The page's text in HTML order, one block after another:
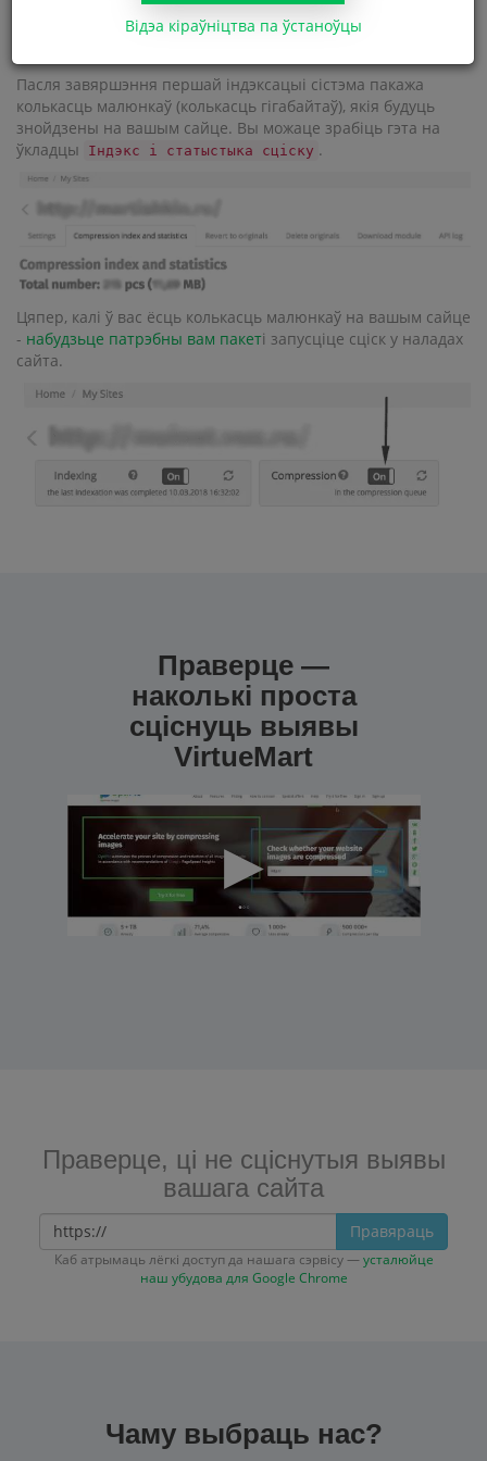
Пасля завяршэння першай індэксацыі сістэма пакажа
колькасць малюнкаў (колькасць гігабайтаў), якія будуць
знойдзены на вашым сайце. Вы можаце зрабіць гэта на
ўкладцы
Індэкс і статыстыка сціску .
Цяпер, калі ў вас ёсць колькасць малюнкаў на вашым сайце
- набудзьце патрэбны вам пакеті запусціце сціск у наладах
сайта.
Праверце —
наколькі проста
сціснуць выявы
VirtueMart
Праверце, ці не сціснутыя выявы
вашага сайта
Правяраць
Каб атрымаць лёгкі доступ да нашага сэрвісу —усталюйце
наш убудова для Google Chrome
Чаму выбраць нас?
Відэа кіраўніцтва па ўстаноўцы